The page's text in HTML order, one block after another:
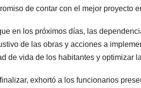
de contar con el mejor proyecto
en los próximos días, las
de las obras y acciones a
de vida de los habitantes y optimizar
exhortó a los funcionarios